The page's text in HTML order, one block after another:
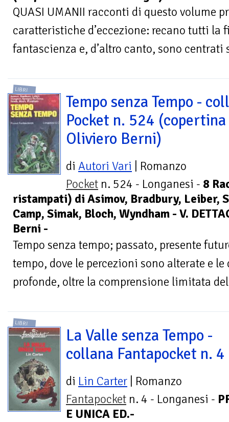
QUASI UMANII racconti di questo volume
caratteristiche d’eccezione: recano tutti la
fantascienza e, d’altro canto, sono centrati
LIBRI
Tempo senza Tempo -
Pocket n. 524
Oliviero Berni)
di Autori Vari | Romanzo
Pocket n. 524 - Longanesi - 8
ristampati) di Asimov, Bradbury, Leiber,
Camp, Simak, Bloch, Wyndham - V.
Berni -
Tempo senza tempo; passato, presente
tempo, dove le percezioni sono alterate e
profonde, oltre la comprensione limitata
LIBRI
La Valle senza Tempo -
collana Fantapocket n. 4
di Lin Carter | Romanzo
Fantapocket n. 4 - Longanesi -
E UNICA ED.-